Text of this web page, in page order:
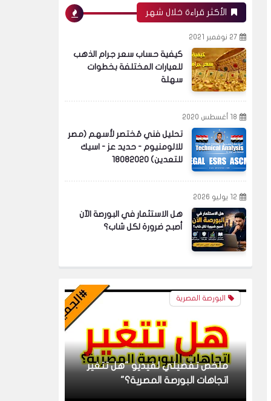
الأكثر قراءة خلال شهر
27 نوفمبر 2021
كيفية حساب سعر جرام الذهب
للعيارات المختلفة بخطوات
سهلة
18 أغسطس 2020
تحليل فني مُختصر لأسهم (مصر
للالومنيوم - حديد عز - اسيك
للتعدين) 18082020
12 يوليو 2026
هل الاستثمار في البورصة الآن
أصبح ضرورة لكل شاب؟
البورصة
لماذا لا ترتفع الأسهم رغم غلاء
الأسعار في مصر؟ السر الذي لا
تعرفه!
البورصة المصرية
ملخص تفصيلي لفيديو "هل تتغير
اتجاهات البورصة المصرية؟"